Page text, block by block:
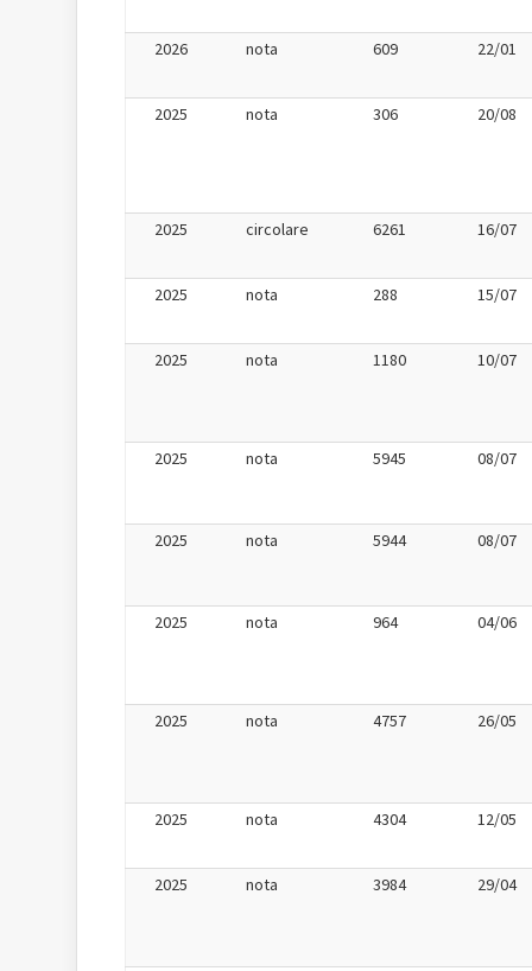
2026 nota 609 22/01
2025 nota 306 20/08
2025 circolare 6261 16/07
2025 nota 288 15/07
2025 nota 1180 10/07
2025 nota 5945 08/07
2025 nota 5944 08/07
2025 nota 964 04/06
2025 nota 4757 26/05
2025 nota 4304 12/05
2025 nota 3984 29/04